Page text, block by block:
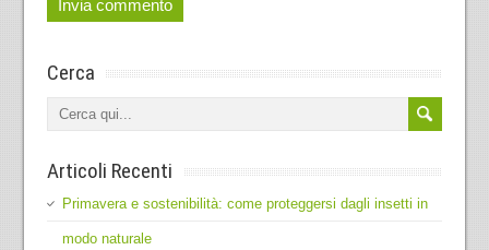
Cerca
Articoli Recenti
Primavera e sostenibilità: come proteggersi dagli insetti in
modo naturale